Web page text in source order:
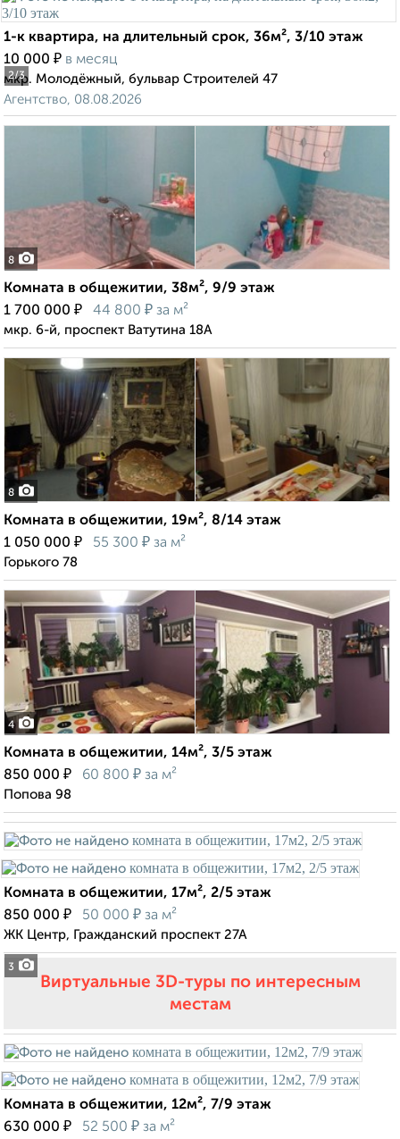
2/3
1-к квартира, на длительный срок, 36м², 3/10 этаж
10 000 ₽ в месяц
мкр. Молодёжный, бульвар Строителей 47
Агентство, 08.08.2026
8
Комната в общежитии, 38м², 9/9 этаж
1 700 000 ₽ 44 800 ₽ за м²
мкр. 6-й, проспект Ватутина 18А
8
Комната в общежитии, 19м², 8/14 этаж
1 050 000 ₽ 55 300 ₽ за м²
Горького 78
4
Комната в общежитии, 14м², 3/5 этаж
850 000 ₽ 60 800 ₽ за м²
Попова 98
3
Комната в общежитии, 17м², 2/5 этаж
850 000 ₽ 50 000 ₽ за м²
ЖК Центр, Гражданский проспект 27А
Виртуальные 3D-туры по интересным
местам
Комната в общежитии, 12м², 7/9 этаж
630 000 ₽ 52 500 ₽ за м²